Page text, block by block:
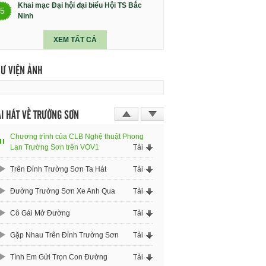
5
Khai mạc Đại hội đại biểu Hội TS Bắc
Ninh
XEM TẤT CẢ
VIỆN ẢNH
HÁT VỀ TRƯỜNG SƠN
Chương trình của CLB Nghệ thuật Phong
Lan Trường Sơn trên VOV1
Tải
Trên Đỉnh Trường Sơn Ta Hát Tải
Đường Trường Sơn Xe Anh Qua Tải
Cô Gái Mở Đường Tải
Gặp Nhau Trên Đỉnh Trường Sơn Tải
Tình Em Gửi Trọn Con Đường Tải